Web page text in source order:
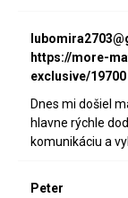
https://more-
exclusive/19700
Dnes mi došiel
hlavne rýchle
komunikáciu a
Peter